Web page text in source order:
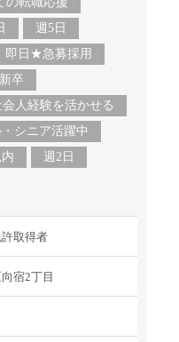
週5日
即日★急募採用
卒
会人経験を活かせる
・シニア活躍中
週2日
取得者
宿2丁目